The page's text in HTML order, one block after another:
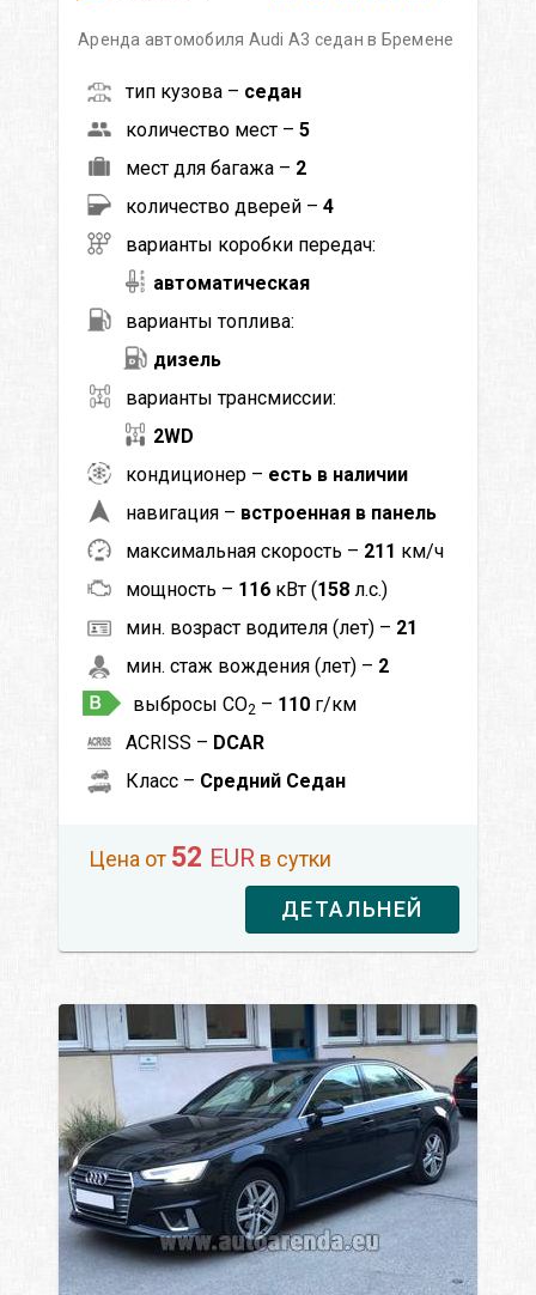
Аренда автомобиля Audi A3 седан в Бремене
тип кузова – седан
количество мест – 5
мест для багажа – 2
количество дверей – 4
варианты коробки передач:
автоматическая
варианты топлива:
дизель
варианты трансмиссии:
2WD
кондиционер – есть в наличии
навигация – встроенная в панель
максимальная скорость – 211 км/ч
мощность – 116 кВт (158 л.с.)
мин. возраст водителя (лет) – 21
мин. стаж вождения (лет) – 2
выбросы CO2 – 110 г/км
ACRISS – DCAR
Класс – Средний Седан
Цена от 52 EUR в сутки
ДЕТАЛЬНЕЙ